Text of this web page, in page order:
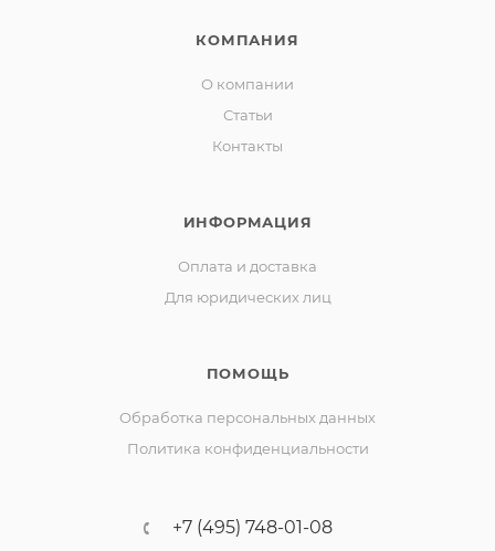
КОМПАНИЯ
О компании
Статьи
Контакты
ИНФОРМАЦИЯ
Оплата и доставка
Для юридических лиц
ПОМОЩЬ
Обработка персональных данных
Политика конфиденциальности
+7 (495) 748-01-08